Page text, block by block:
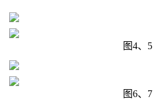
图4、5
图6、7